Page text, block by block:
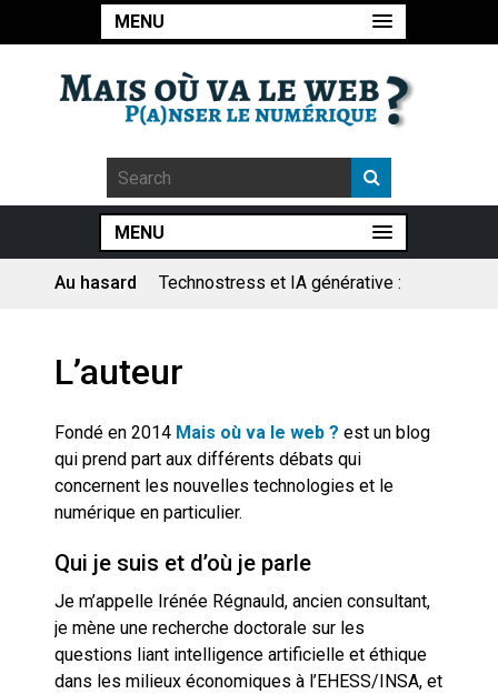
MENU
MENU
Au hasard
Pourquoi les études qui
sociologique
Artemis II : objectif nul
Quand Mistral veut moraliser le
pillage
des perroquets
Les syndicats, (tout) contre l’IA
L’auteur
Fondé en 2014 Mais où va le web ? est un blog
qui prend part aux différents débats qui
concernent les nouvelles technologies et le
numérique en particulier.
Qui je suis et d’où je parle
Je m’appelle Irénée Régnauld, ancien consultant,
je mène une recherche doctorale sur les
questions liant intelligence artificielle et éthique
dans les milieux économiques à l’EHESS/INSA, et